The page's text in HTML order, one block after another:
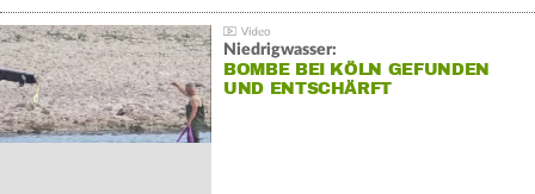
Niedrigwasser:
BOMBE BEI KÖLN GEFUNDEN
UND ENTSCHÄRFT